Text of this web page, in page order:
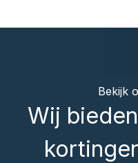
Bekijk
Wij